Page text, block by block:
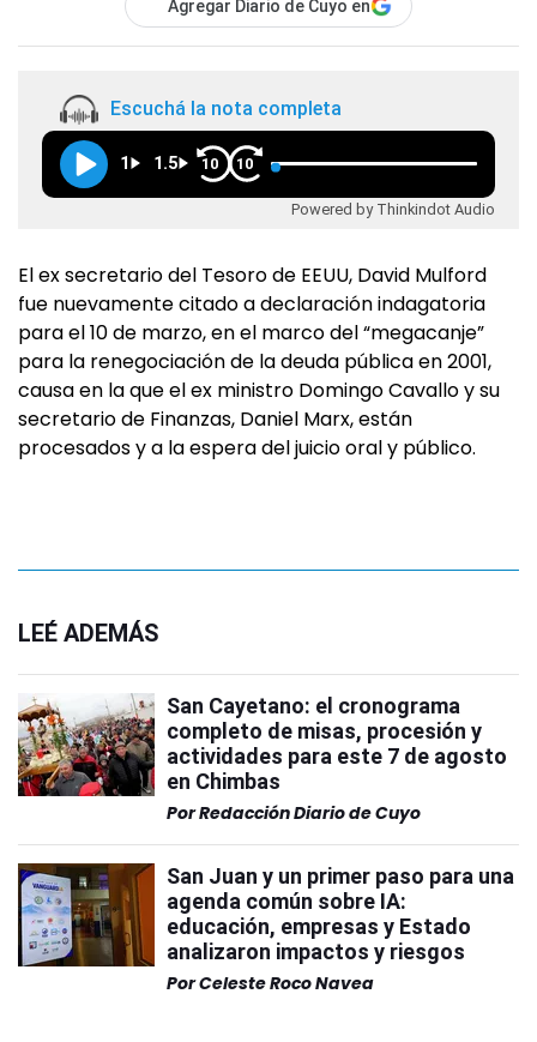
Agregar Diario de Cuyo en
Escuchá la nota completa
1 1.5 10 10
Powered by Thinkindot Audio
El ex secretario del Tesoro de EEUU, David Mulford
fue nuevamente citado a declaración indagatoria
para el 10 de marzo, en el marco del “megacanje”
para la renegociación de la deuda pública en 2001,
causa en la que el ex ministro Domingo Cavallo y su
secretario de Finanzas, Daniel Marx, están
procesados y a la espera del juicio oral y público.
LEÉ ADEMÁS
San Cayetano: el cronograma
completo de misas, procesión y
actividades para este 7 de agosto
en Chimbas
PorRedacción Diario de Cuyo
San Juan y un primer paso para una
agenda común sobre IA:
educación, empresas y Estado
analizaron impactos y riesgos
PorCeleste Roco Navea